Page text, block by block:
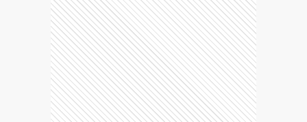
La primera llegada fue de la visita, a los dos
minutos, con un remate lejano del